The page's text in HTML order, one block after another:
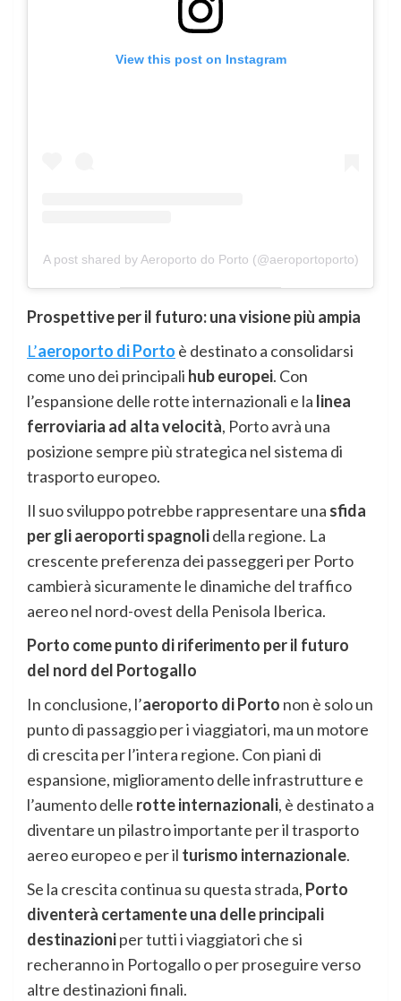
View this post on Instagram
A post shared by Aeroporto do Porto (@aeroportoporto)
Prospettive per il futuro: una visione più ampia
L’aeroporto di Porto è destinato a consolidarsi
come uno dei principali hub europei. Con
l’espansione delle rotte internazionali e la linea
ferroviaria ad alta velocità, Porto avrà una
posizione sempre più strategica nel sistema di
trasporto europeo.
Il suo sviluppo potrebbe rappresentare una sfida
per gli aeroporti spagnolidella regione. La
crescente preferenza dei passeggeri per Porto
cambierà sicuramente le dinamiche del traffico
aereo nel nord-ovest della Penisola Iberica.
Porto come punto di riferimento per il futuro
del nord del Portogallo
In conclusione, l’aeroporto di Porto non è solo un
punto di passaggio per i viaggiatori, ma un motore
di crescita per l’intera regione. Con piani di
espansione, miglioramento delle infrastrutture e
l’aumento delle rotte internazionali, è destinato a
diventare un pilastro importante per il trasporto
aereo europeo e per il turismo internazionale.
Se la crescita continua su questa strada, Porto
diventerà certamente una delle principali
destinazioniper tutti i viaggiatori che si
recheranno in Portogallo o per proseguire verso
altre destinazioni finali.